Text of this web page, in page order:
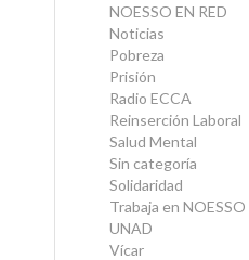
NOESSO EN RED
Noticias
Pobreza
Prisión
Radio ECCA
Reinserción Laboral
Salud Mental
Sin categoría
Solidaridad
Trabaja en NOESSO
UNAD
Vícar